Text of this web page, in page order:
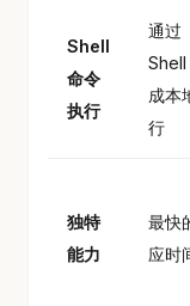
Shell
命令
执行
通过
Shell
成本
行
独特
能力
最快
应时